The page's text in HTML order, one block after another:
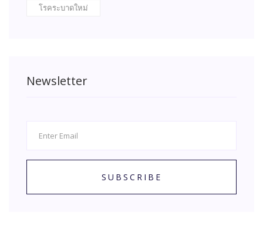
โรคระบาดใหม่
Newsletter
SUBSCRIBE